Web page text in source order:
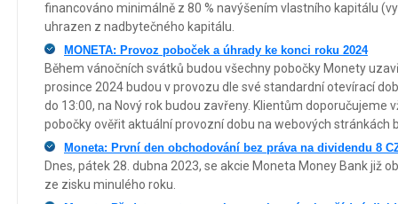
financováno minimálně z 80 % navýšením vlastního kapitálu
uhrazen z nadbytečného kapitálu.
MONETA: Provoz poboček a úhrady ke konci roku 2024
Během vánočních svátků budou všechny pobočky Monety
prosince 2024 budou v provozu dle své standardní otevírací
do 13:00, na Nový rok budou zavřeny. Klientům doporučujeme
pobočky ověřit aktuální provozní dobu na webových stránkách
Moneta: První den obchodování bez práva na dividendu 8
Dnes, pátek 28. dubna 2023, se akcie Moneta Money Bank již
ze zisku minulého roku.